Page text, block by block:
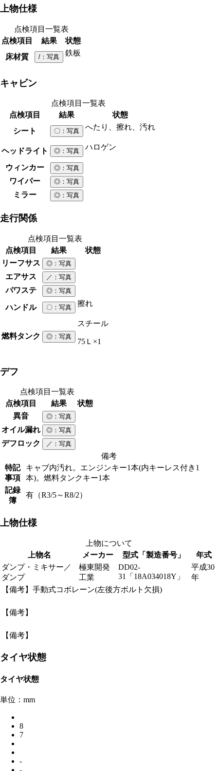
上物仕様
点検項目一覧表
点検項目
結果
状態
床材質
/ ：写真 鉄板
キャビン
点検項目一覧表
点検項目
結果
状態
シート
〇 ：写真 へたり、擦れ、汚れ
ヘッドライト ◎ ：写真 ハロゲン
ウィンカー ◎ ：写真
ワイパー ◎ ：写真
ミラー ◎ ：写真
走行関係
点検項目一覧表
点検項目
結果
状態
リーフサス
◎ ：写真
エアサス ／ ：写真
パワステ ◎ ：写真
ハンドル 〇 ：写真 擦れ
燃料タンク ◎ ：写真
スチール
75Ｌ×1
デフ
点検項目一覧表
点検項目
結果
状態
異音
◎ ：写真
オイル漏れ ◎ ：写真
デフロック ／ ：写真
備考
特記
事項
キャブ内汚れ。エンジンキー1本(内キーレス付き1
本)。燃料タンクキー1本
記録
簿
有（R3/5～R8/2）
上物仕様
上物について
上物名
メーカー 型式「製造番号」
年式
ダンプ・ミキサー／
ダンプ
極東開発
工業
DD02-
31「18A034018Y」
平成30
年
【備考】手動式コボレーン(左後方ボルト欠損)
【備考】
【備考】
タイヤ状態
タイヤ状態
単位：mm
8
7
-